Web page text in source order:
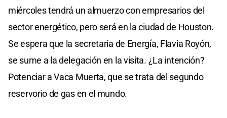
miércoles tendrá un almuerzo con empresarios del
sector energético, pero será en la ciudad de Houston.
Se espera que la secretaria de Energía, Flavia Royón,
se sume a la delegación en la visita. ¿La intención?
Potenciar a Vaca Muerta, que se trata del segundo
reservorio de gas en el mundo.